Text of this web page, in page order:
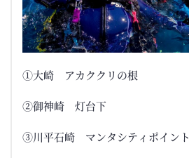
①大崎 アカククリの根
②御神崎 灯台下
③川平石崎 マンタシティポイント